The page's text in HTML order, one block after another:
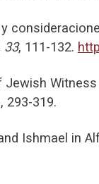
33, 111-132.
293-319.
Ishmael in